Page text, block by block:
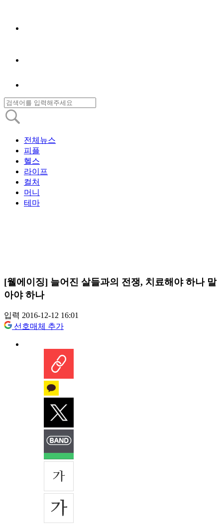
전체뉴스
피플
헬스
라이프
컬처
머니
테마
[웰에이징] 늘어진 살들과의 전쟁, 치료해야 하나 말
아야 하나
입력 2016-12-12 16:01
선호매체 추가